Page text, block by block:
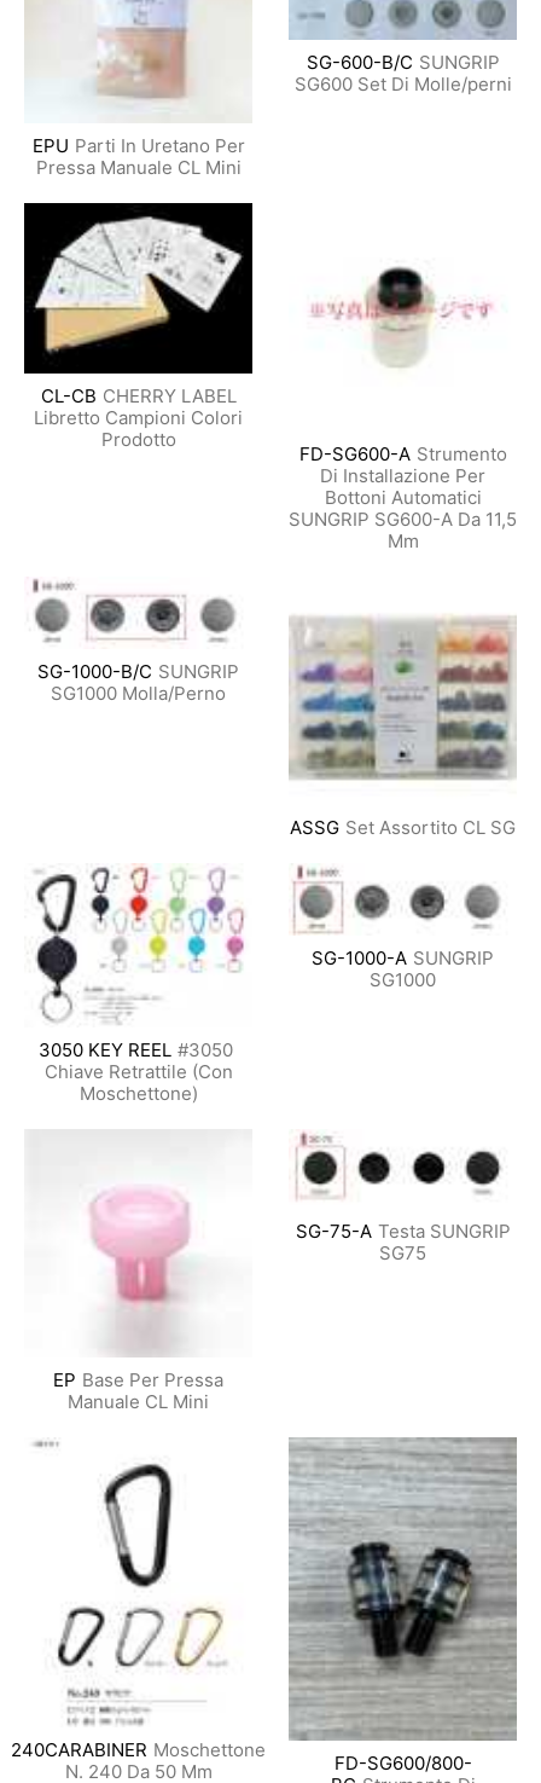
EPU Parti In Uretano Per
Pressa Manuale CL Mini
SG-600-B/C SUNGRIP
SG600 Set Di Molle/perni
CL-CB CHERRY LABEL
Libretto Campioni Colori
Prodotto
FD-SG600-A Strumento
Di Installazione Per
Bottoni Automatici
SUNGRIP SG600-A Da 11,5
Mm
SG-1000-B/C SUNGRIP
SG1000 Molla/Perno
ASSG Set Assortito CL SG
3050 KEY REEL #3050 ​​
Chiave Retrattile (Con
Moschettone)
SG-1000-A SUNGRIP
SG1000
EP Base Per Pressa
Manuale CL Mini
SG-75-A Testa SUNGRIP
SG75
240CARABINER Moschettone
N. 240 Da 50 Mm
FD-SG600/800-